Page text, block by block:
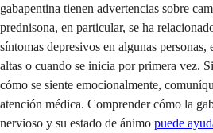
gabapentina tienen advertencias sobre
prednisona, en particular, se ha
síntomas depresivos en algunas personas,
altas o cuando se inicia por primera vez.
cómo se siente emocionalmente,
atención médica. Comprender cómo la
nervioso y su estado de ánimo puede